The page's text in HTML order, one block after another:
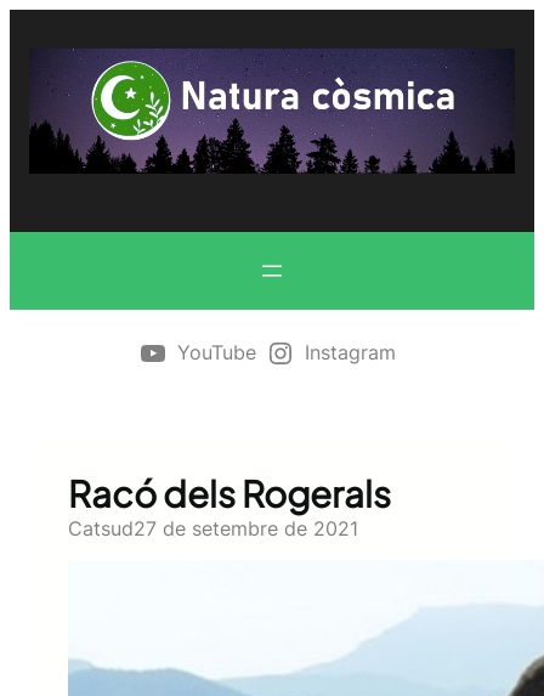
contingut
YouTube Instagram
Racó dels Rogerals
Catsud27 de setembre de 2021